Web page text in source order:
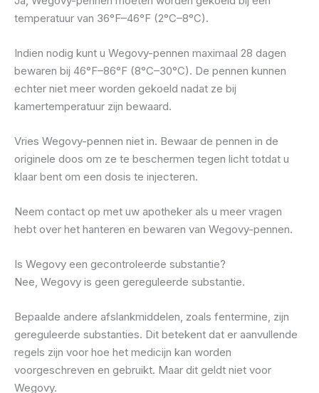
temperatuur van 36°F–46°F (2°C–8°C).
Indien nodig kunt u Wegovy-pennen maximaal 28 dagen
bewaren bij 46°F–86°F (8°C–30°C). De pennen kunnen
echter niet meer worden gekoeld nadat ze bij
kamertemperatuur zijn bewaard.
Vries Wegovy-pennen niet in. Bewaar de pennen in de
originele doos om ze te beschermen tegen licht totdat u
klaar bent om een ​​dosis te injecteren.
Neem contact op met uw apotheker als u meer vragen
hebt over het hanteren en bewaren van Wegovy-pennen.
Is Wegovy een gecontroleerde substantie?
Nee, Wegovy is geen gereguleerde substantie.
Bepaalde andere afslankmiddelen, zoals fentermine, zijn
gereguleerde substanties. Dit betekent dat er aanvullende
regels zijn voor hoe het medicijn kan worden
voorgeschreven en gebruikt. Maar dit geldt niet voor
Wegovy.